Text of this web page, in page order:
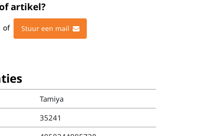
artikel?
of Stuur een mail
Tamiya
35241